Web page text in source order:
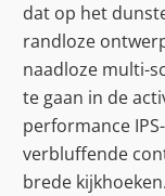
dat op het
randloze
naadloze multi-
te gaan in de
performance
verbluffende
brede